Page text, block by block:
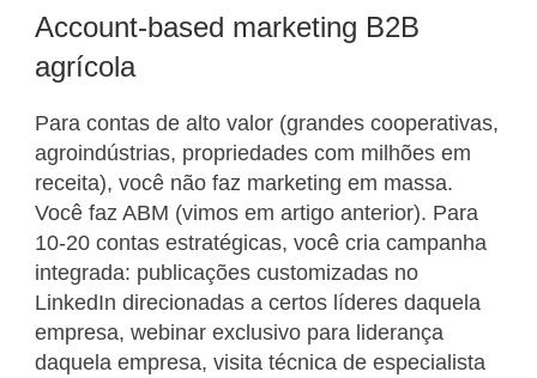
Account-based marketing B2B
agrícola
Para contas de alto valor (grandes cooperativas,
agroindústrias, propriedades com milhões em
receita), você não faz marketing em massa.
Você faz ABM (vimos em artigo anterior). Para
10-20 contas estratégicas, você cria campanha
integrada: publicações customizadas no
LinkedIn direcionadas a certos líderes daquela
empresa, webinar exclusivo para liderança
daquela empresa, visita técnica de especialista